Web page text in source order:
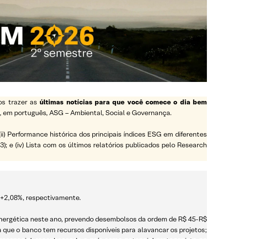
trazer asúltimas notícias para que você comece o dia bem
em português, ASG – Ambiental, Social e Governança.
Performance histórica dos principais índices ESG em diferentes
e (iv) Lista com os últimos relatórios publicados pelo Research
respectivamente.
neste ano, prevendo desembolsos da ordem de R$ 45-R$
o banco tem recursos disponíveis para alavancar os projetos;